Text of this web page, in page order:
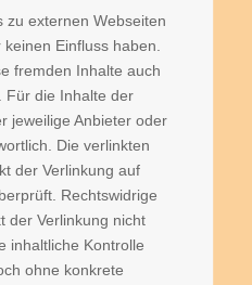
zu externen Webseiten
Einfluss haben.
fremden Inhalte auch
Für die Inhalte der
jeweilige Anbieter oder
Die verlinkten
der Verlinkung auf
Rechtswidrige
der Verlinkung nicht
inhaltliche Kontrolle
ohne konkrete